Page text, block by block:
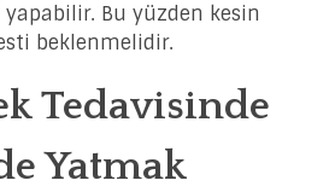
Bu yüzden kesin
beklenmelidir.
Tedavisinde
Yatmak